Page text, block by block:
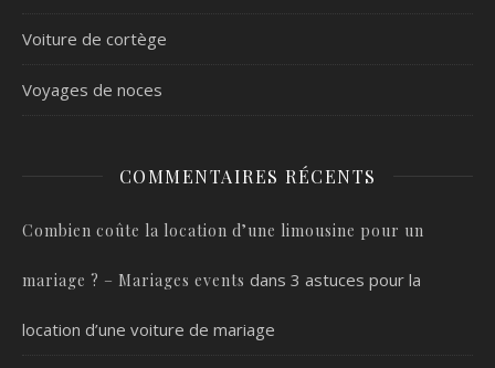
Voiture de cortège
Voyages de noces
COMMENTAIRES RÉCENTS
Combien coûte la location d’une limousine pour un
mariage ? – Mariages events dans 3 astuces pour la
location d’une voiture de mariage